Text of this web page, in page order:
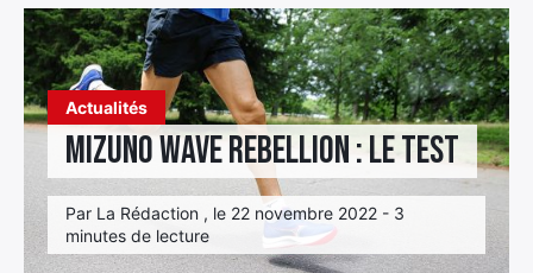
Actualités
Mizuno Wave Rebellion : le test
Par La Rédaction , le 22 novembre 2022 - 3
minutes de lecture
Élément
de
menu
Élément
de
menu
Élément
de
menu